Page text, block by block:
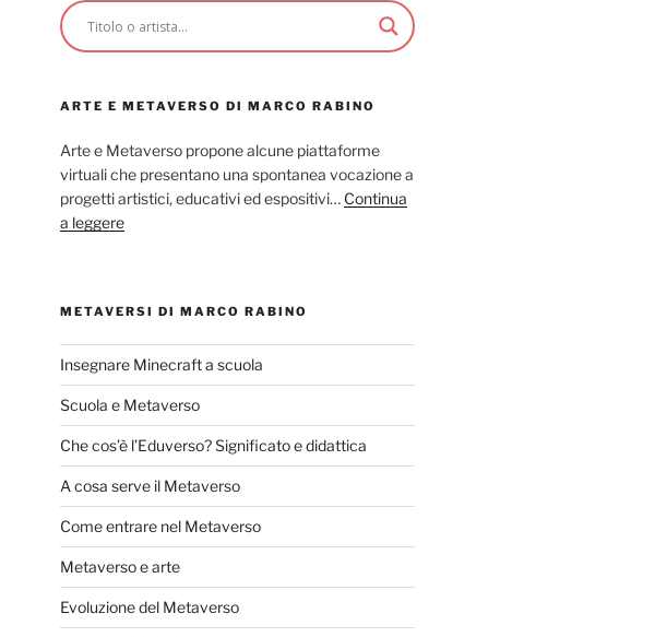
ARTE E METAVERSO DI MARCO RABINO
Arte e Metaverso propone alcune piattaforme
virtuali che presentano una spontanea vocazione a
progetti artistici, educativi ed espositivi… Continua
a leggere
METAVERSI DI MARCO RABINO
Insegnare Minecraft a scuola
Scuola e Metaverso
Che cos’è l’Eduverso? Significato e didattica
A cosa serve il Metaverso
Come entrare nel Metaverso
Metaverso e arte
Evoluzione del Metaverso